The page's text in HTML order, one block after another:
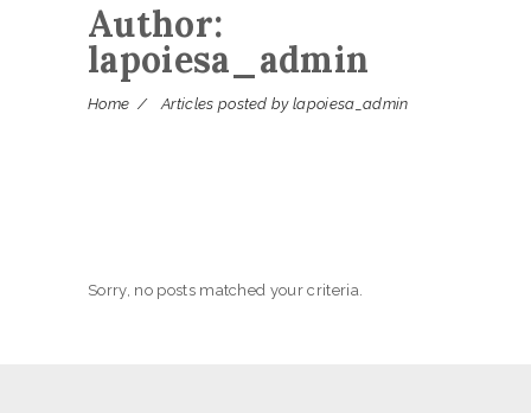
Author:
lapoiesa_admin
Home / Articles posted by lapoiesa_admin
Sorry, no posts matched your criteria.